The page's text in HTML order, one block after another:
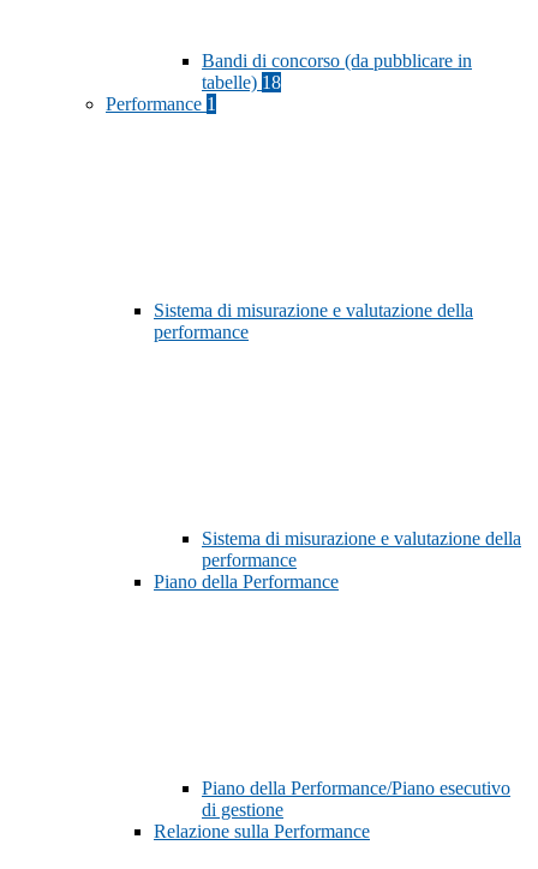
Bandi di concorso (da pubblicare in
tabelle) 18
Performance 1
Sistema di misurazione e valutazione della
performance
Sistema di misurazione e valutazione della
performance
Piano della Performance
Piano della Performance/Piano esecutivo
di gestione
Relazione sulla Performance